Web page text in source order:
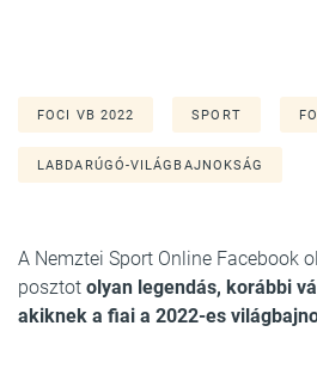
FOCI VB 2022 SPORT
LABDARÚGÓ-VILÁGBAJNOKSÁG
A Nemztei Sport Online Facebook
posztot olyan legendás, korábbi
akiknek a fiai a 2022-es